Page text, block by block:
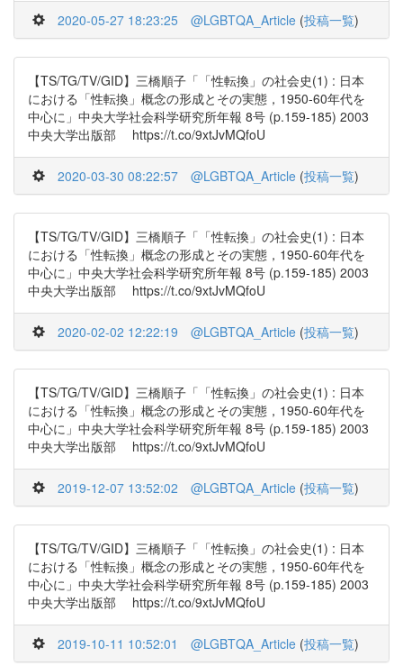
2020-05-27 18:23:25 @LGBTQA_Article (投稿一覧)
【TS/TG/TV/GID】三橋順子「「性転換」の社会史(1) : 日本
における「性転換」概念の形成とその実態，1950-60年代を
中心に」中央大学社会科学研究所年報 8号 (p.159-185) 2003
中央大学出版部 https://t.co/9xtJvMQfoU
2020-03-30 08:22:57 @LGBTQA_Article (投稿一覧)
【TS/TG/TV/GID】三橋順子「「性転換」の社会史(1) : 日本
における「性転換」概念の形成とその実態，1950-60年代を
中心に」中央大学社会科学研究所年報 8号 (p.159-185) 2003
中央大学出版部 https://t.co/9xtJvMQfoU
2020-02-02 12:22:19 @LGBTQA_Article (投稿一覧)
【TS/TG/TV/GID】三橋順子「「性転換」の社会史(1) : 日本
における「性転換」概念の形成とその実態，1950-60年代を
中心に」中央大学社会科学研究所年報 8号 (p.159-185) 2003
中央大学出版部 https://t.co/9xtJvMQfoU
2019-12-07 13:52:02 @LGBTQA_Article (投稿一覧)
【TS/TG/TV/GID】三橋順子「「性転換」の社会史(1) : 日本
における「性転換」概念の形成とその実態，1950-60年代を
中心に」中央大学社会科学研究所年報 8号 (p.159-185) 2003
中央大学出版部 https://t.co/9xtJvMQfoU
2019-10-11 10:52:01 @LGBTQA_Article (投稿一覧)